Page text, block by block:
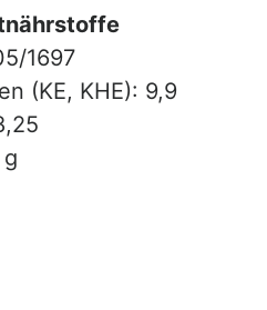
1697
(KE, KHE): 9,9